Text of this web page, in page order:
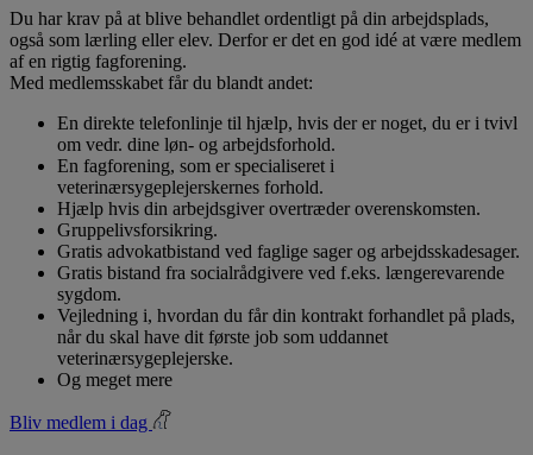
Du har krav på at blive behandlet ordentligt på din arbejdsplads,
også som lærling eller elev. Derfor er det en god idé at være medlem
af en rigtig fagforening.
Med medlemsskabet får du blandt andet:
En direkte telefonlinje til hjælp, hvis der er noget, du er i tvivl
om vedr. dine løn- og arbejdsforhold.
En fagforening, som er specialiseret i
veterinærsygeplejerskernes forhold.
Hjælp hvis din arbejdsgiver overtræder overenskomsten.
Gruppelivsforsikring.
Gratis advokatbistand ved faglige sager og arbejdsskadesager.
Gratis bistand fra socialrådgivere ved f.eks. længerevarende
sygdom.
Vejledning i, hvordan du får din kontrakt forhandlet på plads,
når du skal have dit første job som uddannet
veterinærsygeplejerske.
Og meget mere
Bliv medlem i dag